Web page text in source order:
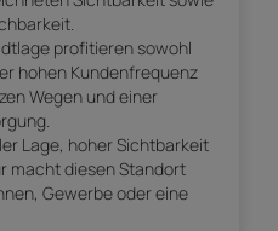
profitieren sowohl
hohen Kundenfrequenz
Wegen und einer
Lage, hoher Sichtbarkeit
macht diesen Standort
Gewerbe oder eine